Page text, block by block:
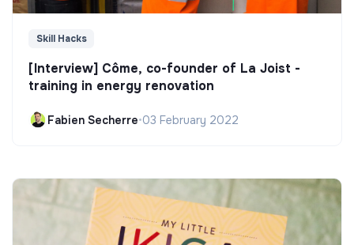
Skill Hacks
[Interview] Côme, co-founder of La Joist -
training in energy renovation
Fabien Secherre•03 February 2022